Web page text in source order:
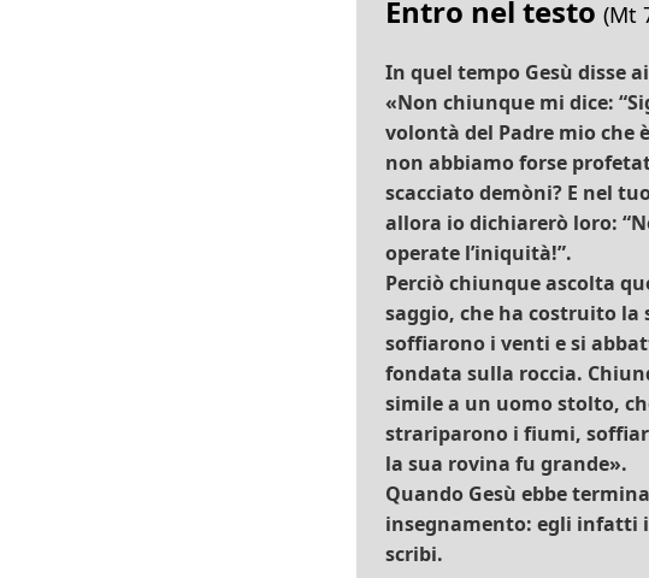
Entro nel testo (Mt
In quel tempo Gesù disse
«Non chiunque mi dice:
volontà del Padre mio che
non abbiamo forse
scacciato demòni? E nel
allora io dichiarerò loro:
operate l’iniquità!”.
Perciò chiunque ascolta
saggio, che ha costruito la
soffiarono i venti e si
fondata sulla roccia.
simile a un uomo stolto,
strariparono i fiumi,
la sua rovina fu grande».
Quando Gesù ebbe
insegnamento: egli infatti
scribi.